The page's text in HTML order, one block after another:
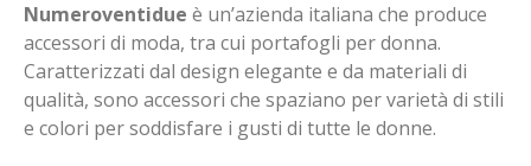
Numeroventidue è un’azienda italiana che produce
accessori di moda, tra cui portafogli per donna.
Caratterizzati dal design elegante e da materiali di
qualità, sono accessori che spaziano per varietà di stili
e colori per soddisfare i gusti di tutte le donne.